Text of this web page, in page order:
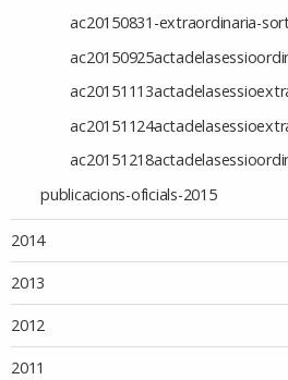
ac20150831-extraordinaria-
publicacions-oficials-2015
2014
2013
2012
2011